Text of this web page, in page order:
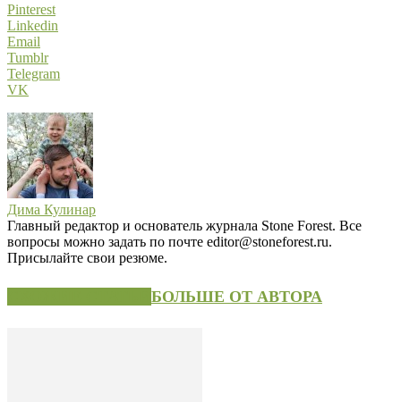
Pinterest
Linkedin
Email
Tumblr
Telegram
VK
Дима Кулинар
Главный редактор и основатель журнала Stone Forest. Все
вопросы можно задать по почте editor@stoneforest.ru.
Присылайте свои резюме.
БОЛЬШЕ ОТ АВТОРА